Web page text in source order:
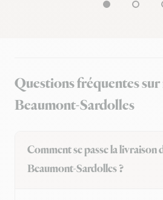
Questions fréquentes
Beaumont-Sardolles
Comment se passe la livraison
Beaumont-Sardolles ?